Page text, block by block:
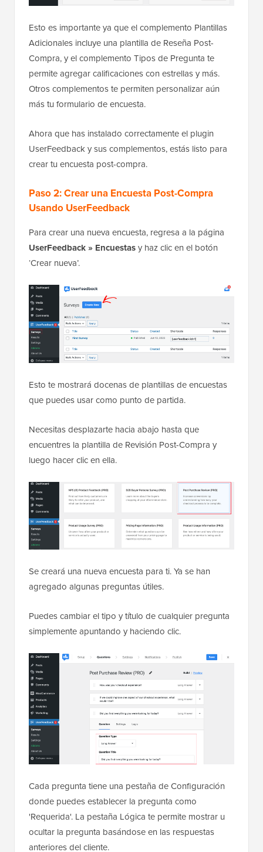
Esto es importante ya que el complemento Plantillas
Adicionales incluye una plantilla de Reseña Post-
Compra, y el complemento Tipos de Pregunta te
permite agregar calificaciones con estrellas y más.
Otros complementos te permiten personalizar aún
más tu formulario de encuesta.
Ahora que has instalado correctamente el plugin
UserFeedback y sus complementos, estás listo para
crear tu encuesta post-compra.
Paso 2: Crear una Encuesta Post-Compra
Usando UserFeedback
Para crear una nueva encuesta, regresa a la página
UserFeedback » Encuestasy haz clic en el botón
‘Crear nueva’.
Esto te mostrará docenas de plantillas de encuestas
que puedes usar como punto de partida.
Necesitas desplazarte hacia abajo hasta que
encuentres la plantilla de Revisión Post-Compra y
luego hacer clic en ella.
Se creará una nueva encuesta para ti. Ya se han
agregado algunas preguntas útiles.
Puedes cambiar el tipo y título de cualquier pregunta
simplemente apuntando y haciendo clic.
Cada pregunta tiene una pestaña de Configuración
donde puedes establecer la pregunta como
'Requerida'. La pestaña Lógica te permite mostrar u
ocultar la pregunta basándose en las respuestas
anteriores del cliente.